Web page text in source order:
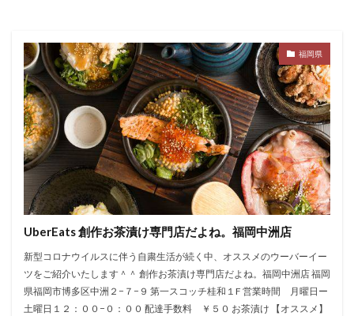
福岡県
UberEats 創作お茶漬け専門店だよね。福岡中洲店
新型コロナウイルスに伴う自粛生活が続く中、オススメのウーバーイー
ツをご紹介いたします＾＾ 創作お茶漬け専門店だよね。福岡中洲店 福岡
県福岡市博多区中洲２−７−９ 第一スコッチ桂和１F 営業時間 月曜日ー
土曜日１２：００−０：００ 配達手数料 ￥５０ お茶漬け 【オススメ】